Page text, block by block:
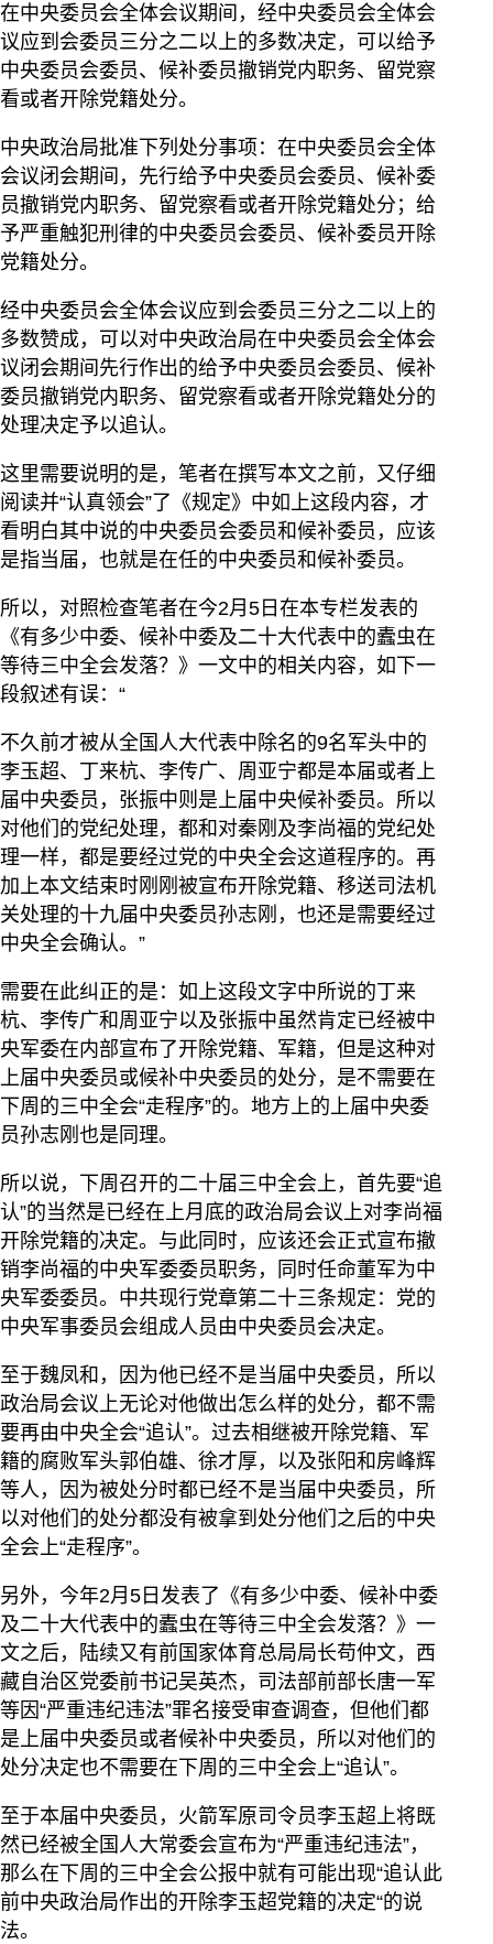
在中央委员会全体会议期间，经中央委员会全体会
议应到会委员三分之二以上的多数决定，可以给予
中央委员会委员、候补委员撤销党内职务、留党察
看或者开除党籍处分。
中央政治局批准下列处分事项：在中央委员会全体
会议闭会期间，先行给予中央委员会委员、候补委
员撤销党内职务、留党察看或者开除党籍处分；给
予严重触犯刑律的中央委员会委员、候补委员开除
党籍处分。
经中央委员会全体会议应到会委员三分之二以上的
多数赞成，可以对中央政治局在中央委员会全体会
议闭会期间先行作出的给予中央委员会委员、候补
委员撤销党内职务、留党察看或者开除党籍处分的
处理决定予以追认。
这里需要说明的是，笔者在撰写本文之前，又仔细
阅读并“认真领会”了《规定》中如上这段内容，才
看明白其中说的中央委员会委员和候补委员，应该
是指当届，也就是在任的中央委员和候补委员。
所以，对照检查笔者在今2月5日在本专栏发表的
《有多少中委、候补中委及二十大代表中的蠹虫在
等待三中全会发落？》一文中的相关内容，如下一
段叙述有误：“
不久前才被从全国人大代表中除名的9名军头中的
李玉超、丁来杭、李传广、周亚宁都是本届或者上
届中央委员，张振中则是上届中央候补委员。所以
对他们的党纪处理，都和对秦刚及李尚福的党纪处
理一样，都是要经过党的中央全会这道程序的。再
加上本文结束时刚刚被宣布开除党籍、移送司法机
关处理的十九届中央委员孙志刚，也还是需要经过
中央全会确认。”
需要在此纠正的是：如上这段文字中所说的丁来
杭、李传广和周亚宁以及张振中虽然肯定已经被中
央军委在内部宣布了开除党籍、军籍，但是这种对
上届中央委员或候补中央委员的处分，是不需要在
下周的三中全会“走程序”的。地方上的上届中央委
员孙志刚也是同理。
所以说，下周召开的二十届三中全会上，首先要“追
认”的当然是已经在上月底的政治局会议上对李尚福
开除党籍的决定。与此同时，应该还会正式宣布撤
销李尚福的中央军委委员职务，同时任命董军为中
央军委委员。中共现行党章第二十三条规定：党的
中央军事委员会组成人员由中央委员会决定。
至于魏凤和，因为他已经不是当届中央委员，所以
政治局会议上无论对他做出怎么样的处分，都不需
要再由中央全会“追认”。过去相继被开除党籍、军
籍的腐败军头郭伯雄、徐才厚，以及张阳和房峰辉
等人，因为被处分时都已经不是当届中央委员，所
以对他们的处分都没有被拿到处分他们之后的中央
全会上“走程序”。
另外，今年2月5日发表了《有多少中委、候补中委
及二十大代表中的蠹虫在等待三中全会发落？》一
文之后，陆续又有前国家体育总局局长苟仲文，西
藏自治区党委前书记吴英杰，司法部前部长唐一军
等因“严重违纪违法”罪名接受审查调查，但他们都
是上届中央委员或者候补中央委员，所以对他们的
处分决定也不需要在下周的三中全会上“追认”。
至于本届中央委员，火箭军原司令员李玉超上将既
然已经被全国人大常委会宣布为“严重违纪违法”，
那么在下周的三中全会公报中就有可能出现“追认此
前中央政治局作出的开除李玉超党籍的决定“的说
法。